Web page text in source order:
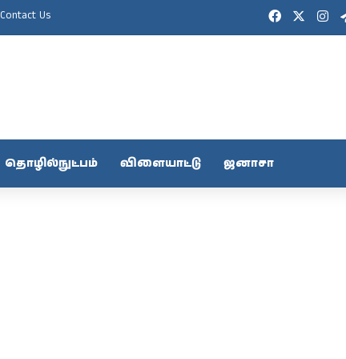
Contact Us Facebook
தொழில்நுட்பம் விளையாட்டு ஜனாசா